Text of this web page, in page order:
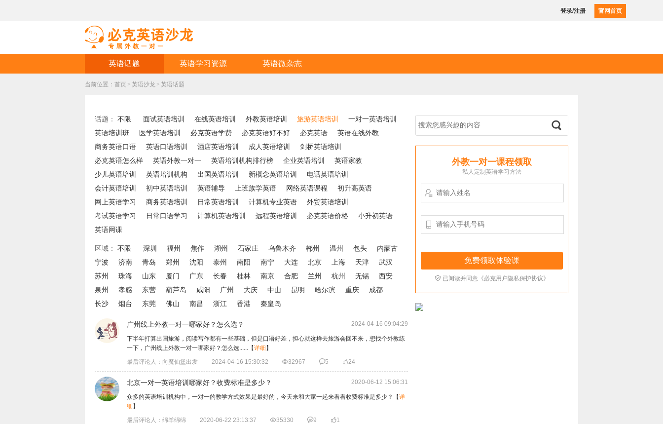
登录/注册 官网首页
英语话题 英语学习资源 英语微杂志
当前位置： 首页 > 英语沙龙 > 英语话题
外教一对一课程领取
私人定制英语学习方法


 已阅读并同意《必克用户隐私保护协议》
话题： 不限 面试英语培训 在线英语培训 外教英语培训 旅游英语培训
一对一英语培训
英语培训班
医学英语培训 必克英语学费 必克英语好不好 必克英语
英语在线外教
商务英语口语
英语口语培训 酒店英语培训 成人英语培训
剑桥英语培训
必克英语怎么样
英语外教一对一 英语培训机构排行榜 企业英语培训
英语家教
少儿英语培训
英语培训机构 出国英语培训 新概念英语培训
电话英语培训
会计英语培训
初中英语培训 英语辅导 上班族学英语 网络英语课程
初升高英语
网上英语学习
商务英语培训 日常英语培训 计算机专业英语
外贸英语培训
考试英语学习
日常口语学习 计算机英语培训 远程英语培训 必克英语价格
小升初英语
英语网课
区域： 不限 深圳 福州 焦作 湖州 石家庄 乌鲁木齐 郴州 温州 包头
内蒙古
宁波
济南 青岛 郑州 沈阳 泰州 南阳 南宁 大连 北京 上海 天津
武汉
苏州
珠海 山东 厦门 广东 长春 桂林 南京 合肥 兰州 杭州 无锡
西安
泉州
孝感 东营 葫芦岛 咸阳 广州 大庆 中山 昆明 哈尔滨 重庆
成都
长沙
烟台 东莞 佛山 南昌 浙江 香港 秦皇岛
广州线上外教一对一哪家好？怎么选？ 2024-04-16 09:04:29
下半年打算出国旅游，阅读写作都有一些基础，但是口语好差，担心就这样去旅游会回不来，想找个外教练
一下，​广州线上外教一对一哪家好？怎么选...... 【详细 】
最后评论人：向魔仙堡出发
2024-04-16 15:30:32 32967 5 24
北京一对一英语培训哪家好？收费标准是多少？ 2020-06-12 15:06:31
众多的英语培训机构中，一对一的教学方式效果是最好的，今天来和大家一起来看看收费标准是多少？ 【详
细 】
最后评论人：绵羊绵绵
2020-06-22 23:13:37 35330 9 1